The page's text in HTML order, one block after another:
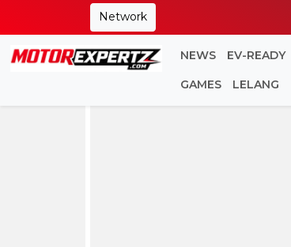
Network
NEWS EV-READY
GAMES LELANG